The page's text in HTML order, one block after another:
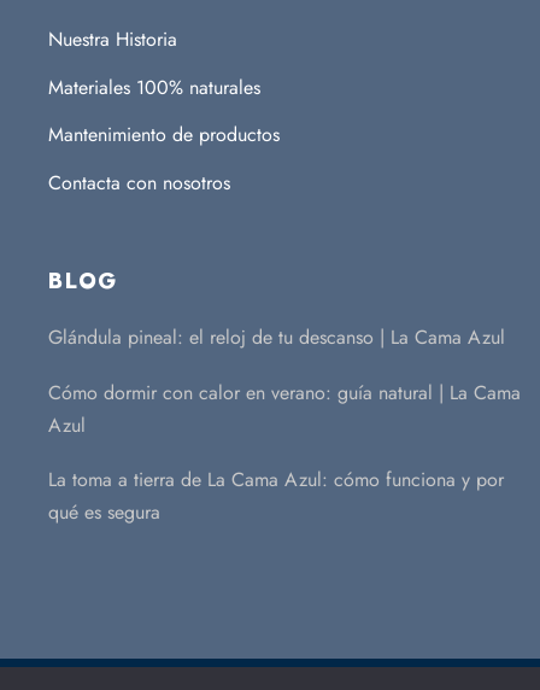
Nuestra Historia
Materiales 100% naturales
Mantenimiento de productos
Contacta con nosotros
BLOG
Glándula pineal: el reloj de tu descanso | La Cama Azul
Cómo dormir con calor en verano: guía natural | La Cama
Azul
La toma a tierra de La Cama Azul: cómo funciona y por
qué es segura